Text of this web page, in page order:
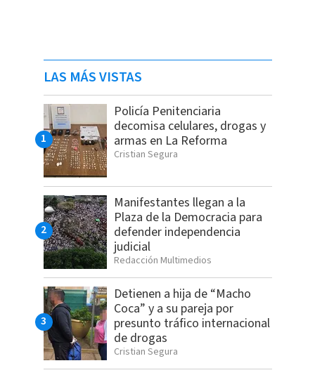
LAS MÁS VISTAS
Policía Penitenciaria
decomisa celulares, drogas y
armas en La Reforma
Cristian Segura
Manifestantes llegan a la
Plaza de la Democracia para
defender independencia
judicial
Redacción Multimedios
Detienen a hija de “Macho
Coca” y a su pareja por
presunto tráfico internacional
de drogas
Cristian Segura